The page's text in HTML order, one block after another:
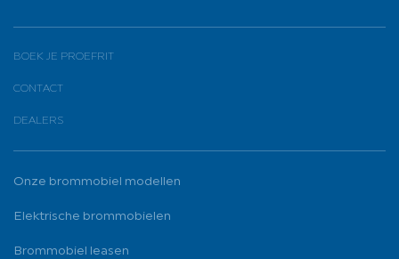
BOEK JE PROEFRIT
CONTACT
DEALERS
Onze brommobiel modellen
Elektrische brommobielen
Brommobiel leasen